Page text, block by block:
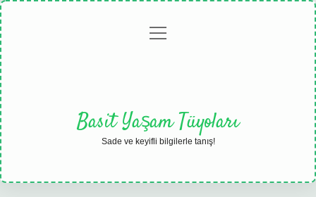
Gizlilikmenüyü
Basit Yaşam Tüyoları
Sade ve keyifli bilgilerle tanış!